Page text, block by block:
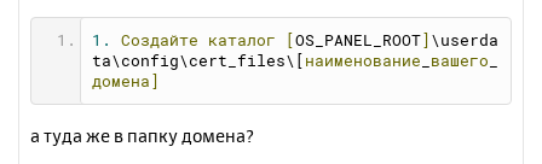
1. Создайте каталог OS_PANEL_ROOT \userda
ta\config\cert_files\[ наименование вашего
домена]
а туда же в папку домена?